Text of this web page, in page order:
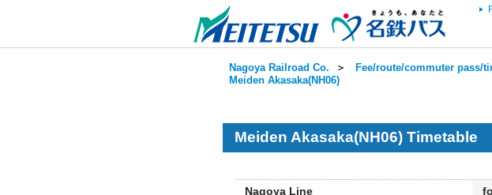
Nagoya Railroad Co. ＞ Fee/route/commuter pass/
Meiden Akasaka(NH06)
Meiden Akasaka(NH06) Timetable
Nagoya Line